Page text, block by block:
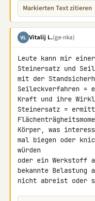
Markierten Text zitieren
VL Vitalij L.(ge-nka)
Leute kann mir
Steinersatz und
mit der
Seileckverfahren =
Kraft und ihre
Steinersatz =
Körper, was
mal biegen oder
würden
oder ein Werkstoff
bekannte Belastung
nicht abreist oder